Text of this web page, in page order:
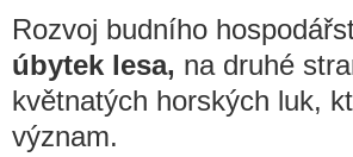
Rozvoj budního
úbytek lesa, na druhé
květnatých horských luk,
význam.